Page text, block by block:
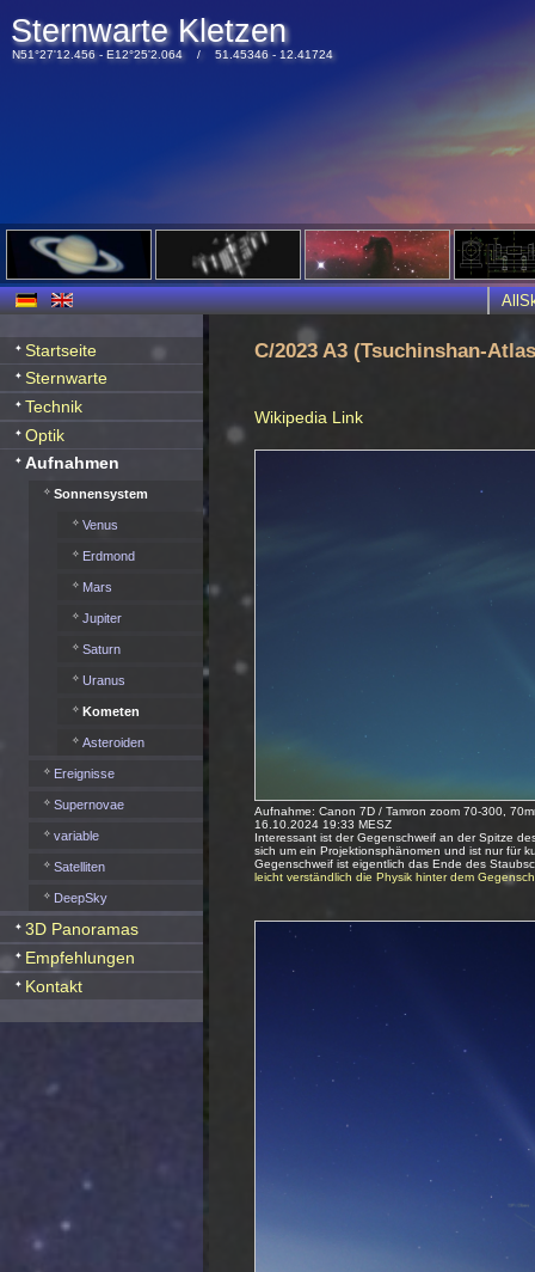
Sternwarte Kletzen
N51°27'12.456 - E12°25'2.064 / 51.45346 - 12.41724
Startseite
Sternwarte
Technik
Optik
Aufnahmen
Sonnensystem
Venus
Erdmond
Mars
Jupiter
Saturn
Uranus
Kometen
Asteroiden
Ereignisse
Supernovae
variable
Satelliten
DeepSky
3D Panoramas
Empfehlungen
Kontakt
C/2023 A3 (Tsuchinshan-
Wikipedia Link
Aufnahme: Canon 7D / Tamron zoom 70-300,
16.10.2024 19:33 MESZ
Interessant ist der Gegenschweif an der Spitze
sich um ein Projektionsphänomen und ist nur für
Gegenschweif ist eigentlich das Ende des
leicht verständlich die Physik hinter dem